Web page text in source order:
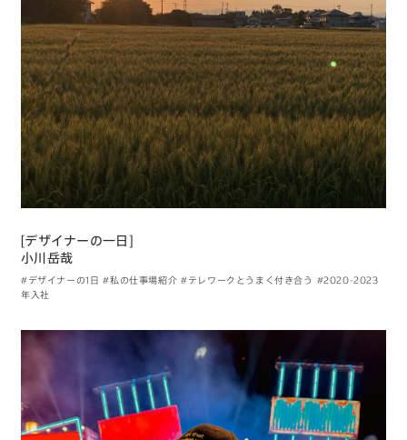
[デザイナーの一日]
小川岳哉
#デザイナーの1日 #私の仕事場紹介 #テレワークとうまく付き合う #2020-2023
年入社